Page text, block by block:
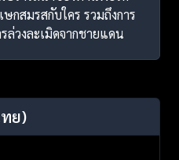
กสมรสกับใคร รวมถึงการ
ล่วงละเมิดจากชายแดน
ย)